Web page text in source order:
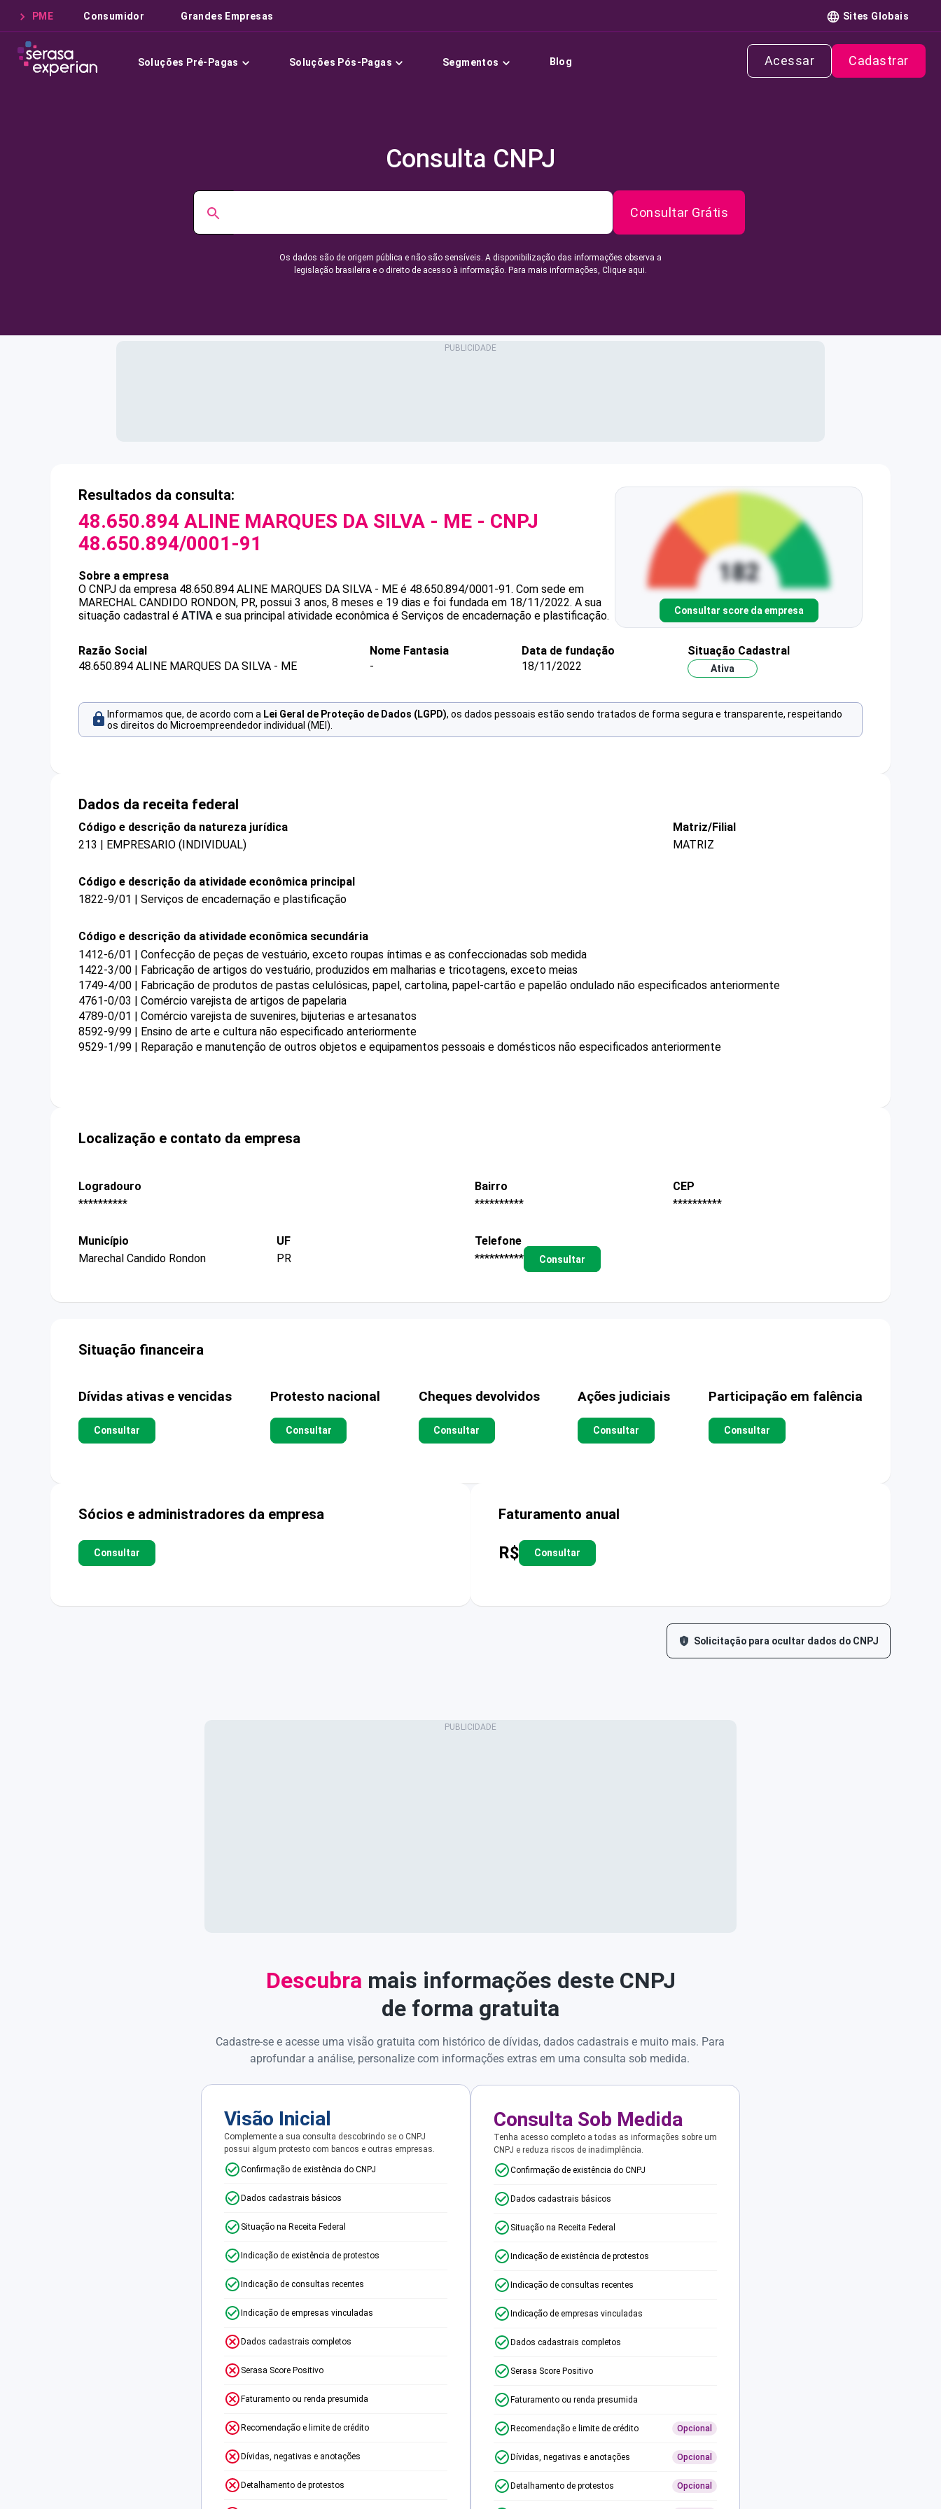
PME Consumidor Grandes Empresas Sites Globais
Soluções Pré-Pagas Soluções Pós-Pagas Segmentos Blog Acessar Cadastrar
Consulta CNPJ
Consultar Grátis
Os dados são de origem pública e não são sensíveis. A disponibilização das informações observa a
legislação brasileira e o direito de acesso à informação. Para mais informações, Clique aqui.
Resultados da consulta:
48.650.894 ALINE MARQUES DA SILVA - ME - CNPJ
48.650.894/0001-91
Sobre a empresa
O CNPJ da empresa 48.650.894 ALINE MARQUES DA SILVA - ME é 48.650.894/0001-91. Com sede em
MARECHAL CANDIDO RONDON, PR, possui 3 anos, 8 meses e 19 dias e foi fundada em 18/11/2022. A sua
situação cadastral é ATIVA e sua principal atividade econômica é Serviços de encadernação e plastificação. Consultar score da empresa
Razão Social
48.650.894 ALINE MARQUES DA SILVA - ME
Nome Fantasia
-
Data de fundação
18/11/2022
Situação Cadastral
Ativa
Informamos que, de acordo com a Lei Geral de Proteção de Dados (LGPD), os dados pessoais estão sendo tratados de forma segura e transparente, respeitando
os direitos do Microempreendedor individual (MEI).
Dados da receita federal
Código e descrição da natureza jurídica
213 | EMPRESARIO (INDIVIDUAL)
Matriz/Filial
MATRIZ
Código e descrição da atividade econômica principal
1822-9/01 | Serviços de encadernação e plastificação
Código e descrição da atividade econômica secundária
1412-6/01 | Confecção de peças de vestuário, exceto roupas íntimas e as confeccionadas sob medida
1422-3/00 | Fabricação de artigos do vestuário, produzidos em malharias e tricotagens, exceto meias
1749-4/00 | Fabricação de produtos de pastas celulósicas, papel, cartolina, papel-cartão e papelão ondulado não especificados anteriormente
4761-0/03 | Comércio varejista de artigos de papelaria
4789-0/01 | Comércio varejista de suvenires, bijuterias e artesanatos
8592-9/99 | Ensino de arte e cultura não especificado anteriormente
9529-1/99 | Reparação e manutenção de outros objetos e equipamentos pessoais e domésticos não especificados anteriormente
Localização e contato da empresa
Logradouro
**********
Bairro
**********
CEP
**********
Município
Marechal Candido Rondon
UF
PR
Telefone
**********
Consultar
Situação financeira
Dívidas ativas e vencidas
Consultar
Protesto nacional
Consultar
Cheques devolvidos
Consultar
Ações judiciais
Consultar
Participação em falência
Consultar
Sócios e administradores da empresa
Consultar
Faturamento anual
R$ Consultar
Solicitação para ocultar dados do CNPJ
Descubra mais informações deste CNPJ
de forma gratuita
Cadastre-se e acesse uma visão gratuita com histórico de dívidas, dados cadastrais e muito mais. Para
aprofundar a análise, personalize com informações extras em uma consulta sob medida.
Visão Inicial
Complemente a sua consulta descobrindo se o CNPJ
possui algum protesto com bancos e outras empresas.
Confirmação de existência do CNPJ
Dados cadastrais básicos
Situação na Receita Federal
Indicação de existência de protestos
Indicação de consultas recentes
Indicação de empresas vinculadas
Dados cadastrais completos
Serasa Score Positivo
Faturamento ou renda presumida
Recomendação e limite de crédito
Dívidas, negativas e anotações
Detalhamento de protestos
Consulta Sob Medida
Tenha acesso completo a todas as informações sobre um
CNPJ e reduza riscos de inadimplência.
Confirmação de existência do CNPJ
Dados cadastrais básicos
Situação na Receita Federal
Indicação de existência de protestos
Indicação de consultas recentes
Indicação de empresas vinculadas
Dados cadastrais completos
Serasa Score Positivo
Faturamento ou renda presumida
Recomendação e limite de crédito Opcional
Dívidas, negativas e anotações Opcional
Detalhamento de protestos Opcional